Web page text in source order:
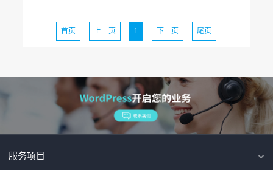
首页 上一页 1 下一页 尾页
服务项目